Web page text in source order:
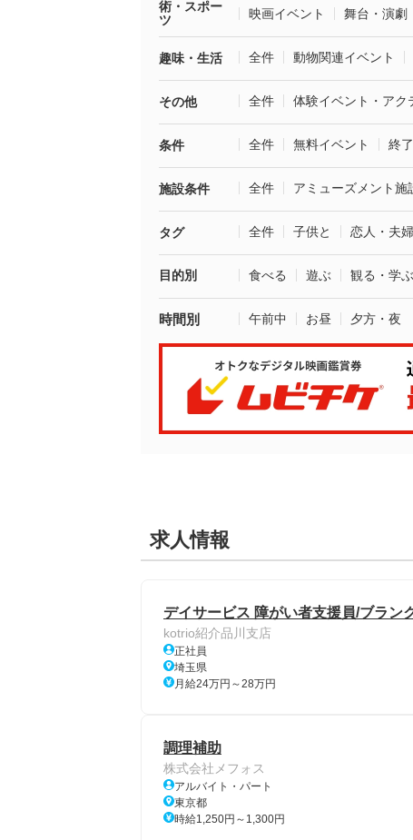
術・スポー
ツ
映画イベント
舞台・演劇
趣味・生活 全件 動物関連イベント
その他 全件 体験イベント・アク
条件 全件 無料イベント 終
施設条件 全件 アミューズメント施
タグ 全件 子供と 恋人・夫
目的別 食べる 遊ぶ 観る・学ぶ
時間別 午前中 お昼 夕方・夜
求人情報
デイサービス 障がい者支援員/ブラン
kotrio紹介品川支店
正社員
埼玉県
月給24万円～28万円
調理補助
株式会社メフォス
アルバイト・パート
東京都
時給1,250円～1,300円